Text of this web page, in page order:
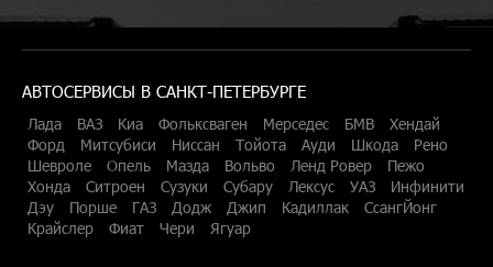
АВТОСЕРВИСЫ В САНКТ-ПЕТЕРБУРГЕ
Лада ВАЗ Киа Фольксваген Мерседес БМВ
Хендай
Форд
Митсубиси Ниссан Тойота Ауди Шкода
Рено
Шевроле
Опель Мазда Вольво Ленд Ровер
Пежо
Хонда
Ситроен Сузуки Субару Лексус УАЗ
Инфинити
Дэу
Порше ГАЗ Додж Джип Кадиллак
СсангЙонг
Крайслер
Фиат Чери Ягуар